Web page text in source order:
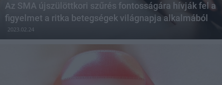
Az SMA újszülöttkori szűrés fontosságára hívják fel a
figyelmet a ritka betegségek világnapja alkalmából
2023.02.24